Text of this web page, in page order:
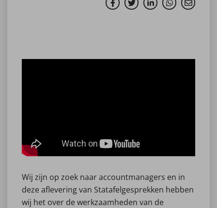
Wij zijn op zoek naar accountmanagers en in
deze aflevering van Statafelgesprekken hebben
wij het over de werkzaamheden van de